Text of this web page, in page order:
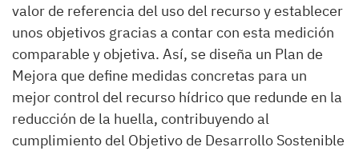
valor de referencia del uso del recurso y establecer
unos objetivos gracias a contar con esta medición
comparable y objetiva. Así, se diseña un Plan de
Mejora que define medidas concretas para un
mejor control del recurso hídrico que redunde en la
reducción de la huella, contribuyendo al
cumplimiento del Objetivo de Desarrollo Sostenible